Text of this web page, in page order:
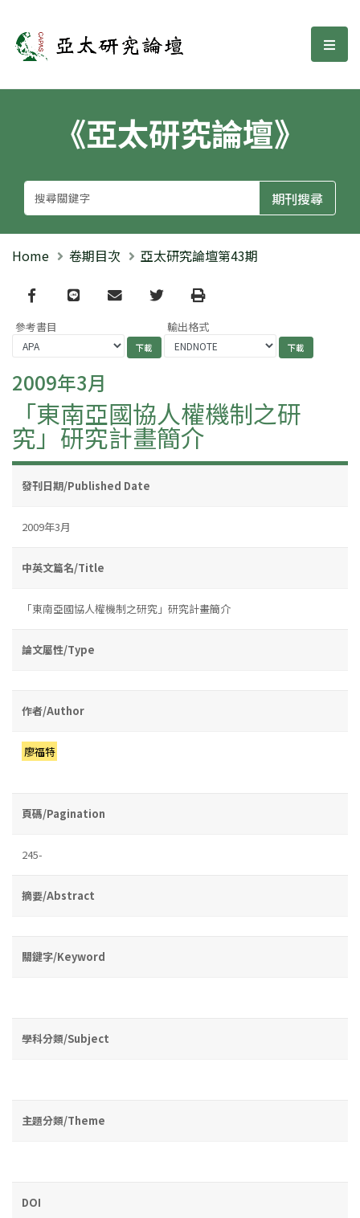
亞太研究論壇 選
《亞太研究論壇》
Home 卷期目次 亞太研究論壇第43期
Facebook
line email TwitterPrint
參考書目 輸出格式
2009年3月
「東南亞國協人權機制之研
究」研究計畫簡介
發刊日期/Published Date
2009年3月
中英文篇名/Title
「東南亞國協人權機制之研究」研究計畫簡介
論文屬性/Type
作者/Author
廖福特
頁碼/Pagination
245-
摘要/Abstract
關鍵字/Keyword
學科分類/Subject
主題分類/Theme
DOI